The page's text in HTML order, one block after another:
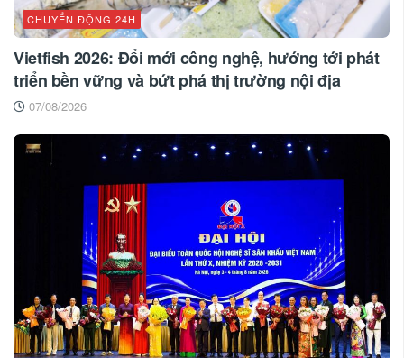
CHUYỂN ĐỘNG 24H
Vietfish 2026: Đổi mới công nghệ, hướng tới phát
triển bền vững và bứt phá thị trường nội địa
07/08/2026